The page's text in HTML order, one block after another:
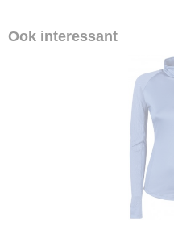
Ook interessant